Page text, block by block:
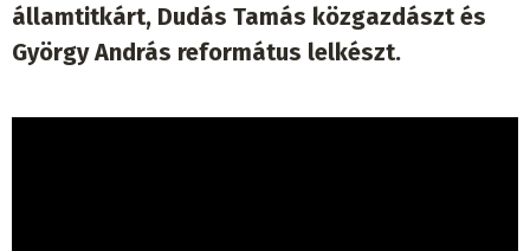
államtitkárt, Dudás Tamás közgazdászt és
György András református lelkészt.